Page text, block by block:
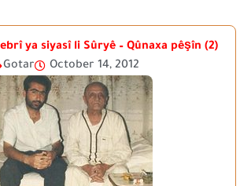
ya siyasî li Sûryê – Qûnaxa pêşîn (2)
Gotar
October 14, 2012